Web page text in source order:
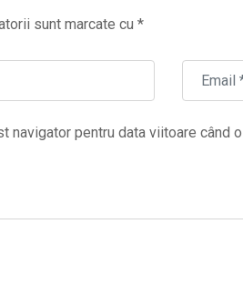
sunt marcate cu *
pentru data viitoare când